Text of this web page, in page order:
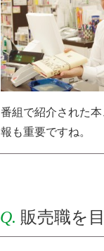
番組で紹介された
報も重要ですね。
Q. 販売職を